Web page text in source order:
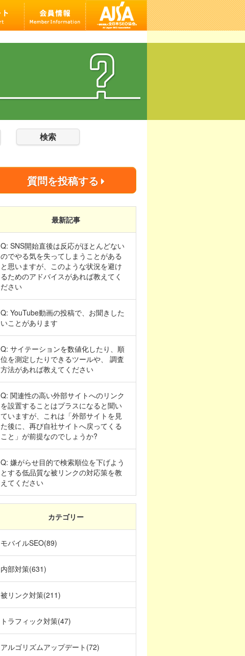
検索
質問を投稿する
最新記事
Q: SNS開始直後は反応がほとんどない
のでやる気を失ってしまうことがある
と思いますが、このような状況を避け
るためのアドバイスがあれば教えてく
ださい
Q: YouTube動画の投稿で、お聞きした
いことがあります
Q: サイテーションを数値化したり、順
位を測定したりできるツールや、 調査
方法があれば教えてください
Q: 関連性の高い外部サイトへのリンク
を設置することはプラスになると聞い
ていますが、これは「外部サイトを見
た後に、再び自社サイトへ戻ってくる
こと」が前提なのでしょうか?
Q: 嫌がらせ目的で検索順位を下げよう
とする低品質な被リンクの対応策を教
えてください
カテゴリー
モバイルSEO(89)
内部対策(631)
被リンク対策(211)
トラフィック対策(47)
アルゴリズムアップデート(72)